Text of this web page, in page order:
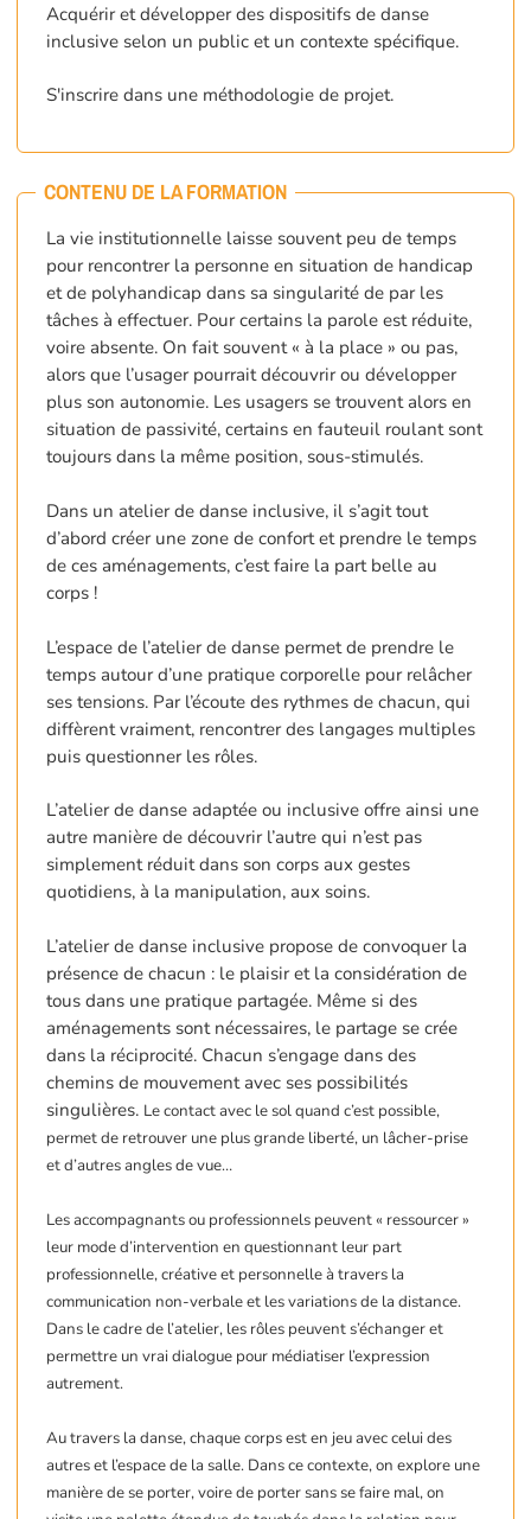
Acquérir et développer des dispositifs de danse
inclusive selon un public et un contexte spécifique.
S'inscrire dans une méthodologie de projet.
CONTENU DE LA FORMATION
La vie institutionnelle laisse souvent peu de temps
pour rencontrer la personne en situation de handicap
et de polyhandicap dans sa singularité de par les
tâches à effectuer. Pour certains la parole est réduite,
voire absente. On fait souvent « à la place » ou pas,
alors que l’usager pourrait découvrir ou développer
plus son autonomie. Les usagers se trouvent alors en
situation de passivité, certains en fauteuil roulant sont
toujours dans la même position, sous-stimulés.
Dans un atelier de danse inclusive, il s’agit tout
d’abord créer une zone de confort et prendre le temps
de ces aménagements, c’est faire la part belle au
corps !
L’espace de l’atelier de danse permet de prendre le
temps autour d’une pratique corporelle pour relâcher
ses tensions. Par l’écoute des rythmes de chacun, qui
diffèrent vraiment, rencontrer des langages multiples
puis questionner les rôles.
L’atelier de danse adaptée ou inclusive offre ainsi une
autre manière de découvrir l’autre qui n’est pas
simplement réduit dans son corps aux gestes
quotidiens, à la manipulation, aux soins.
L’atelier de danse inclusive propose de convoquer la
présence de chacun : le plaisir et la considération de
tous dans une pratique partagée. Même si des
aménagements sont nécessaires, le partage se crée
dans la réciprocité. Chacun s’engage dans des
chemins de mouvement avec ses possibilités
singulières. Le contact avec le sol quand c’est possible,
permet de retrouver une plus grande liberté, un lâcher-prise
et d’autres angles de vue…
Les accompagnants ou professionnels peuvent « ressourcer »
leur mode d’intervention en questionnant leur part
professionnelle, créative et personnelle à travers la
communication non-verbale et les variations de la distance.
Dans le cadre de l’atelier, les rôles peuvent s’échanger et
permettre un vrai dialogue pour médiatiser l’expression
autrement.
Au travers la danse, chaque corps est en jeu avec celui des
autres et l’espace de la salle. Dans ce contexte, on explore une
manière de se porter, voire de porter sans se faire mal, on